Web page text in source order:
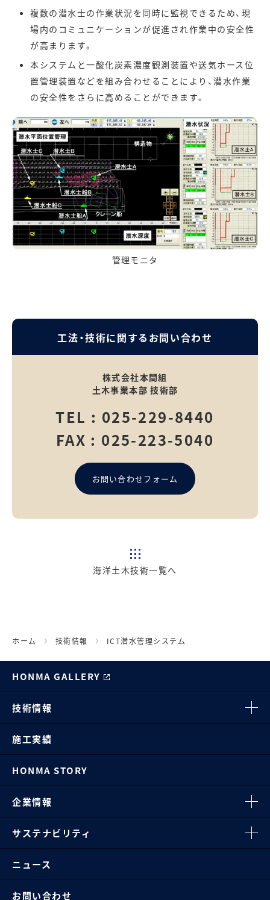
複数の潜水士の作業状況を同時に監視できるため、現
場内のコミュニケーションが促進され作業中の安全性
が高まります。
本システムと一酸化炭素濃度観測装置や送気ホース位
置管理装置などを組み合わせることにより、潜水作業
の安全性をさらに高めることができます。
管理モニタ
工法・技術に関するお問い合わせ
株式会社本間組
土木事業本部 技術部
TEL : 025-229-8440
FAX : 025-223-5040
お問い合わせフォーム
海洋土木技術一覧へ
ホーム 技術情報 ICT潜水管理システム
HONMA GALLERY
技術情報
施工実績
HONMA STORY
企業情報
サステナビリティ
ニュース
お問い合わせ